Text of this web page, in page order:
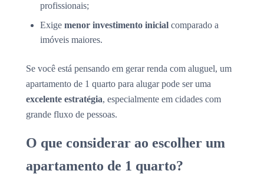
profissionais;
Exige menor investimento inicial comparado a
imóveis maiores.
Se você está pensando em gerar renda com aluguel, um
apartamento de 1 quarto para alugar pode ser uma
excelente estratégia, especialmente em cidades com
grande fluxo de pessoas.
O que considerar ao escolher um
apartamento de 1 quarto?